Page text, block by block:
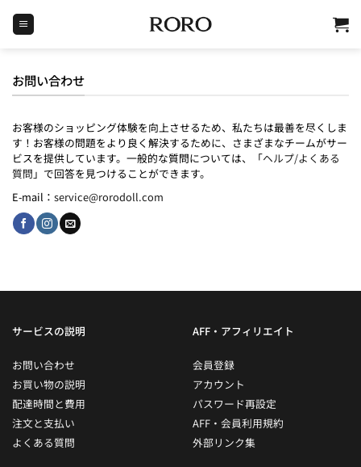
content
お問い合わせ
お客様のショッピング体験を向上させるため、私たちは最善を尽くしま
す！お客様の問題をより良く解決するために、さまざまなチームがサー
ビスを提供しています。一般的な質問については、「ヘルプ/よくある
質問 」で回答を見つけることができます。
E-mail： service@rorodoll.com
サービスの説明
お問い合わせ
お買い物の説明
配達時間と費用
注文と支払い
よくある質問
AFF・アフィリエイト
会員登録
アカウント
パスワード再設定
AFF・会員利用規約
外部リンク集